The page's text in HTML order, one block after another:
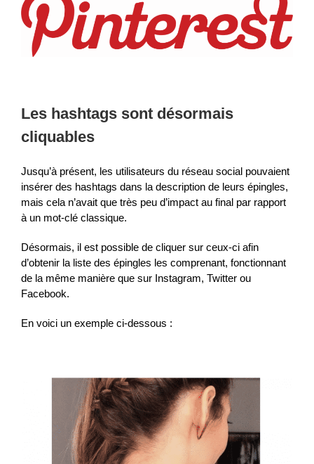
Les hashtags sont désormais
cliquables
Jusqu’à présent, les utilisateurs du réseau social pouvaient
insérer des hashtags dans la description de leurs épingles,
mais cela n’avait que très peu d’impact au final par rapport
à un mot-clé classique.
Désormais, il est possible de cliquer sur ceux-ci afin
d’obtenir la liste des épingles les comprenant, fonctionnant
de la même manière que sur Instagram, Twitter ou
Facebook.
En voici un exemple ci-dessous :